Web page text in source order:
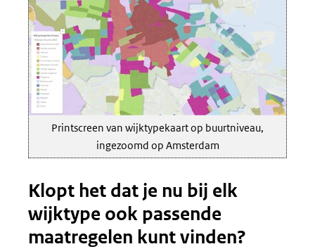
Printscreen van wijktypekaart op buurtniveau,
ingezoomd op Amsterdam
Klopt het dat je nu bij elk
wijktype ook passende
maatregelen kunt vinden?